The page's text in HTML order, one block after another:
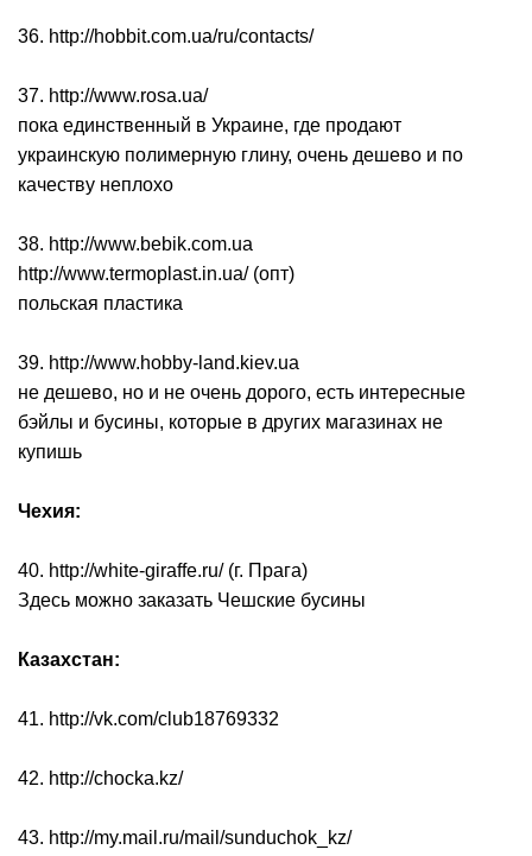
36. http://hobbit.com.ua/ru/contacts/
37. http://www.rosa.ua/
пока единственный в Украине, где продают
украинскую полимерную глину, очень дешево и по
качеству неплохо
38. http://www.bebik.com.ua
http://www.termoplast.in.ua/ (опт)
польская пластика
39. http://www.hobby-land.kiev.ua
не дешево, но и не очень дорого, есть интересные
бэйлы и бусины, которые в других магазинах не
купишь
Чехия:
40. http://white-giraffe.ru/ (г. Прага)
Здесь можно заказать Чешские бусины
Казахстан:
41. http://vk.com/club18769332
42. http://chocka.kz/
43. http://my.mail.ru/mail/sunduchok_kz/